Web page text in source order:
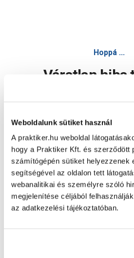
Weboldalunk sütiket használ
A praktiker.hu weboldal
hogy a Praktiker Kft. és szerződött
számítógépén sütiket helyezzenek
segítségével az oldalon tett
webanalitikai és személyre szóló
megjelenítése céljából
az adatkezelési tájékoztatóban.
Hoppá ...
Váratlan hiba
Oldal újratöltése